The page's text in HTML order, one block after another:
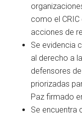
como el CRIC
acciones de
Se evidencia
al derecho a
defensores
priorizadas
Paz firmado
Se encuentra